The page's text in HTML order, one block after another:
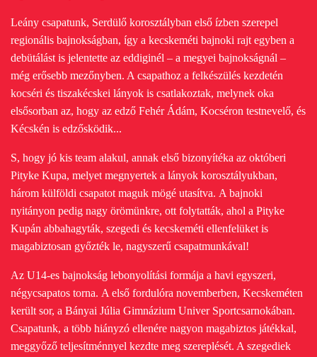
Leány csapatunk, Serdülő korosztályban első ízben szerepel
regionális bajnokságban, így a kecskeméti bajnoki rajt egyben a
debütálást is jelentette az eddiginél – a megyei bajnokságnál –
még erősebb mezőnyben. A csapathoz a felkészülés kezdetén
kocséri és tiszakécskei lányok is csatlakoztak, melynek oka
elsősorban az, hogy az edző Fehér Ádám, Kocséron testnevelő, és
Kécskén is edzősködik...
S, hogy jó kis team alakul, annak első bizonyítéka az októberi
Pityke Kupa, melyet megnyertek a lányok korosztályukban,
három külföldi csapatot maguk mögé utasítva. A bajnoki
nyitányon pedig nagy örömünkre, ott folytatták, ahol a Pityke
Kupán abbahagyták, szegedi és kecskeméti ellenfelüket is
magabiztosan győzték le, nagyszerű csapatmunkával!
Az U14-es bajnokság lebonyolítási formája a havi egyszeri,
négycsapatos torna. A első fordulóra novemberben, Kecskeméten
került sor, a Bányai Júlia Gimnázium Univer Sportcsarnokában.
Csapatunk, a több hiányzó ellenére nagyon magabiztos játékkal,
meggyőző teljesítménnyel kezdte meg szereplését. A szegediek